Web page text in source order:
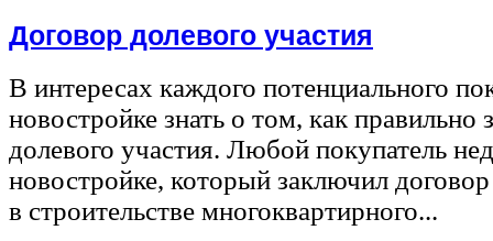
Договор долевого участия
В интересах каждого потенциального
новостройке знать о том, как правильно
долевого участия. Любой покупатель
новостройке, который заключил
в строительстве многоквартирного...